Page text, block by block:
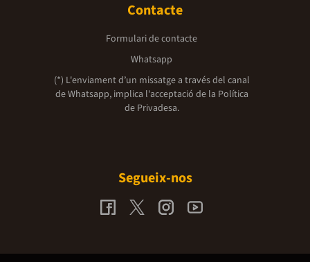
Contacte
Formulari de contacte
Whatsapp
(*) L'enviament d’un missatge a través del canal
de Whatsapp, implica l'acceptació de la Política
de Privadesa.
Segueix-nos